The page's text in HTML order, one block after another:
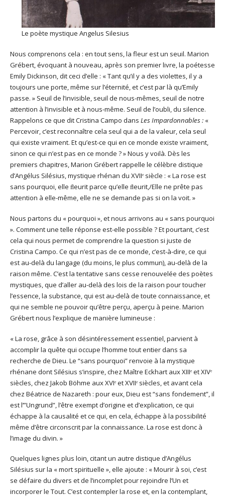
Le poète mystique Angelus Silesius
Nous comprenons cela : en tout sens, la fleur est un seuil. Marion
Grébert, évoquant à nouveau, après son premier livre, la poétesse
Emily Dickinson, dit ceci d’elle : « Tant qu’il y a des violettes, il y a
toujours une porte, même sur l’éternité, et c’est par là qu’Emily
passe. » Seuil de l’invisible, seuil de nous-mêmes, seuil de notre
attention à l’invisible et à nous-même. Seuil de l’oubli, du silence.
Rappelons ce que dit Cristina Campo dans Les Impardonnables : «
Percevoir, c’est reconnaître cela seul qui a de la valeur, cela seul
qui existe vraiment. Et qu’est-ce qui en ce monde existe vraiment,
sinon ce qui n’est pas en ce monde ? » Nous y voilà. Dès les
premiers chapitres, Marion Grébert rappelle le célèbre distique
d’Angélus Silésius, mystique rhénan du XVIIᵉ siècle : « La rose est
sans pourquoi, elle ﬂeurit parce qu’elle ﬂeurit,/Elle ne prête pas
attention à elle-même, elle ne se demande pas si on la voit. »
Nous partons du « pourquoi », et nous arrivons au « sans pourquoi
». Comment une telle réponse est-elle possible ? Et pourtant, c’est
cela qui nous permet de comprendre la question si juste de
Cristina Campo. Ce qui n’est pas de ce monde, c’est-à-dire, ce qui
est au-delà du langage (du moins, le plus commun), au-delà de la
raison même. C’est la tentative sans cesse renouvelée des poètes
mystiques, que d’aller au-delà des lois de la raison pour toucher
l’essence, la substance, qui est au-delà de toute connaissance, et
qui ne semble ne pouvoir qu’être perçu, aperçu à peine. Marion
Grébert nous l’explique de manière lumineuse :
« La rose, grâce à son désintéressement essentiel, parvient à
accomplir la quête qui occupe l’homme tout entier dans sa
recherche de Dieu. Le “sans pourquoi” renvoie à la mystique
rhénane dont Silésius s’inspire, chez Maître Eckhart aux XIIIᵉ et XIVᵉ
siècles, chez Jakob Böhme aux XVIᵉ et XVIIᵉ siècles, et avant cela
chez Béatrice de Nazareth : pour eux, Dieu est “sans fondement”, il
est l’”Ungrund”, l’être exempt d’origine et d’explication, ce qui
échappe à la causalité et ce qui, en cela, échappe à la possibilité
même d’être circonscrit par la connaissance. La rose est donc à
l’image du divin. »
Quelques lignes plus loin, citant un autre distique d’Angélus
Silésius sur la « mort spirituelle », elle ajoute : « Mourir à soi, c’est
se défaire du divers et de l’incomplet pour rejoindre l’Un et
incorporer le Tout. C’est contempler la rose et, en la contemplant,